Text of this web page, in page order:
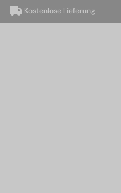
Kostenlose Lieferung